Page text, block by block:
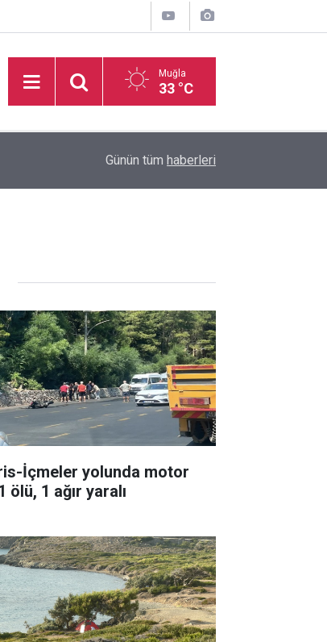
Muğla
33 °C
Milletvekili Ergun: “Muğla’ya Özel Eylem Planı
Günün tüm haberleri
İçmeler yolunda motor
ölü, 1 ağır yaralı